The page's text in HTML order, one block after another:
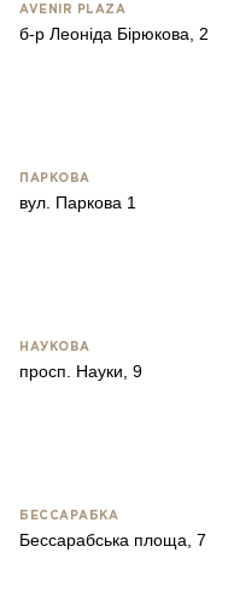
AVENIR PLAZA
б-р Леоніда Бірюкова, 2
ПАРКОВА
вул. Паркова 1
НАУКОВА
просп. Науки, 9
БЕССАРАБКА
Бессарабська площа, 7